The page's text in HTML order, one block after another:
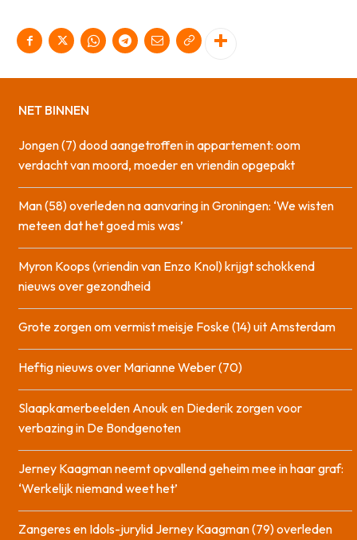
NET BINNEN
Jongen (7) dood aangetroffen in appartement: oom
verdacht van moord, moeder en vriendin opgepakt
Man (58) overleden na aanvaring in Groningen: ‘We wisten
meteen dat het goed mis was’
Myron Koops (vriendin van Enzo Knol) krijgt schokkend
nieuws over gezondheid
Grote zorgen om vermist meisje Foske (14) uit Amsterdam
Heftig nieuws over Marianne Weber (70)
Slaapkamerbeelden Anouk en Diederik zorgen voor
verbazing in De Bondgenoten
Jerney Kaagman neemt opvallend geheim mee in haar graf:
‘Werkelijk niemand weet het’
Zangeres en Idols-jurylid Jerney Kaagman (79) overleden